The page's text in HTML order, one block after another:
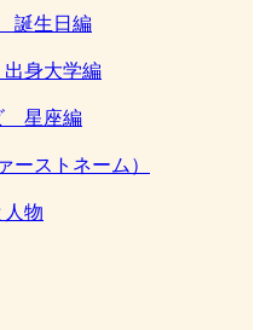
誕生日編
身大学編
星座編
ーストネーム）
人物